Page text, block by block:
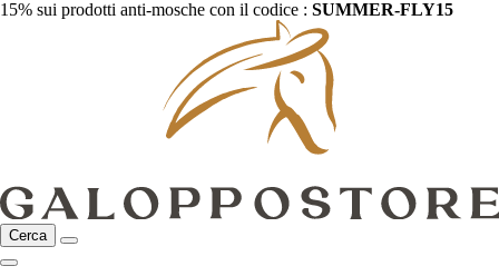
15% sui prodotti anti-mosche con il codice : SUMMER-FLY15
Cerca